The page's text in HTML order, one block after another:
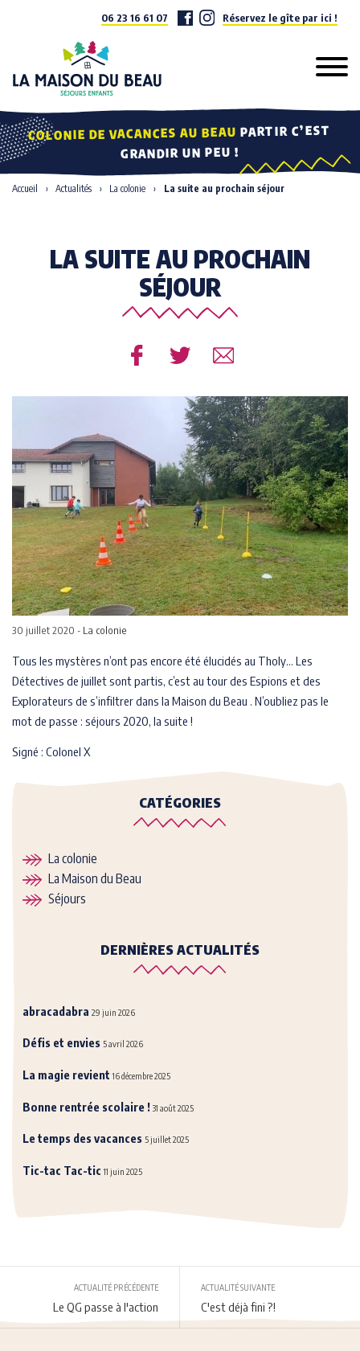
Dans la vallée de la Cleurie entre Remiremont et Gérardmer (Vosges),
06 23 16 61 07 Réservez le gîte par ici !
COLONIE DE VACANCES AU BEAU PARTIR C’EST
GRANDIR UN PEU !
Accueil Actualités La colonie La suite au prochain séjour
LA SUITE AU PROCHAIN
SÉJOUR
30 juillet 2020 - La colonie
Tous les mystères n’ont pas encore été élucidés au Tholy… Les
Détectives de juillet sont partis, c’est au tour des Espions et des
Explorateurs de s’infiltrer dans la Maison du Beau . N’oubliez pas le
mot de passe : séjours 2020, la suite !
Signé : Colonel X
CATÉGORIES
La colonie
La Maison du Beau
Séjours
DERNIÈRES ACTUALITÉS
abracadabra 29 juin 2026
Défis et envies 5 avril 2026
La magie revient 16 décembre 2025
Bonne rentrée scolaire ! 31 août 2025
Le temps des vacances 5 juillet 2025
Tic-tac Tac-tic 11 juin 2025
ACTUALITÉ PRÉCÉDENTE
Le QG passe à l'action
ACTUALITÉ SUIVANTE
C'est déjà fini ?!